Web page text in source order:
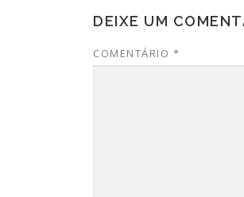
DEIXE UM
COMENTÁRIO *